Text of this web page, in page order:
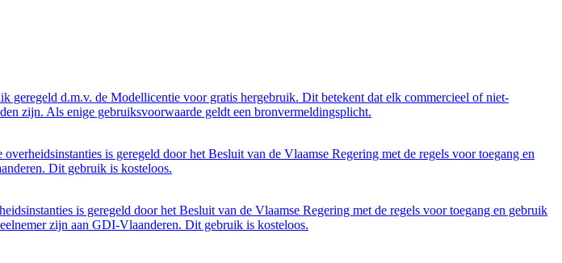
geregeld d.m.v. de Modellicentie voor gratis hergebruik. Dit betekent dat elk commercieel of niet-
zijn. Als enige gebruiksvoorwaarde geldt een bronvermeldingsplicht.
is geregeld door het Besluit van de Vlaamse Regering met de regels voor toegang en
Dit gebruik is kosteloos.
is geregeld door het Besluit van de Vlaamse Regering met de regels voor toegang en gebruik
zijn aan GDI-Vlaanderen. Dit gebruik is kosteloos.